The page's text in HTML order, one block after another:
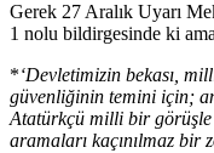
Gerek 27 Aralık Uyarı
1 nolu bildirgesinde ki
*‘Devletimizin bekası,
güvenliğinin temini için;
Atatürkçü milli bir görüşle
aramaları kaçınılmaz